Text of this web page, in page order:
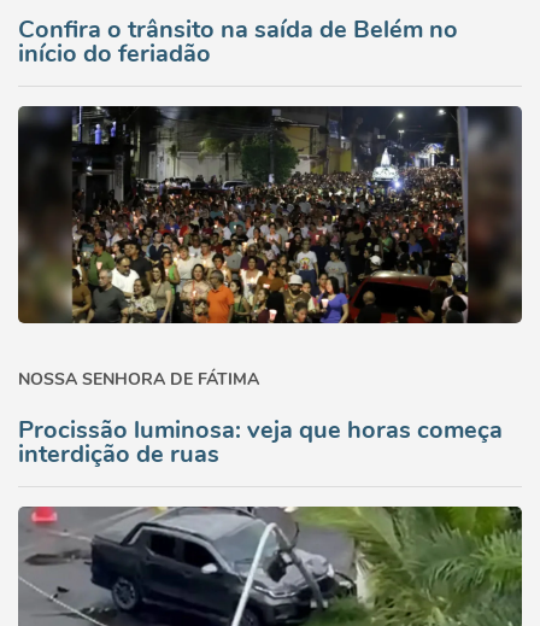
Confira o trânsito na saída de Belém no
início do feriadão
NOSSA SENHORA DE FÁTIMA
Procissão luminosa: veja que horas começa
interdição de ruas